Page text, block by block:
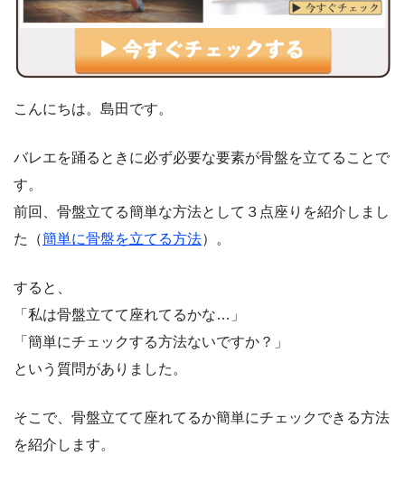
こんにちは。島田です。
バレエを踊るときに必ず必要な要素が骨盤を立てることで
す。
前回、骨盤立てる簡単な方法として３点座りを紹介しまし
た（簡単に骨盤を立てる方法）。
すると、
「私は骨盤立てて座れてるかな…」
「簡単にチェックする方法ないですか？」
という質問がありました。
そこで、骨盤立てて座れてるか簡単にチェックできる方法
を紹介します。